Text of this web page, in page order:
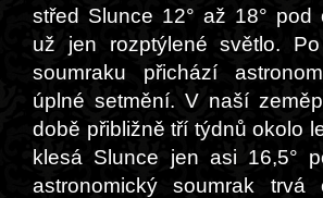
střed Slunce 12° až 18° pod
už jen rozptýlené světlo. Po
soumraku přichází
úplné setmění. V naší
době přibližně tří týdnů okolo
klesá Slunce jen asi 16,5°
astronomický soumrak